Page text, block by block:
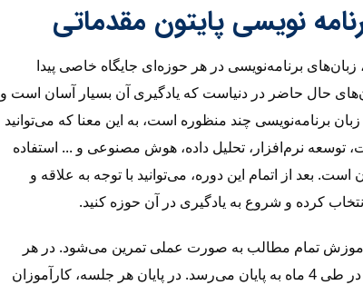
نویسی پایتون مقدماتی
برنامه‌نویسی در هر حوزه‌ای جایگاه خاصی پیدا
حال حاضر در دنیاست که یادگیری آن بسیار آسان است و
برنامه‌نویسی چند منظوره است، به این معنا که می‌توانید
توسعه نرم‌افزار، تحلیل داده، هوش مصنوعی و ... استفاده
بعد از اتمام این دوره، می‌توانید با توجه به علاقه و
کرده و شروع به یادگیری در آن حوزه کنید.
تمام مطالب به صورت عملی تمرین می‌شود. در هر
هفته، 2 جلسه کلاس برگزار می‌شود و دوره در طی 4 ماه به پایان می‌رسد. در پایان هر جلسه، کارآموزان